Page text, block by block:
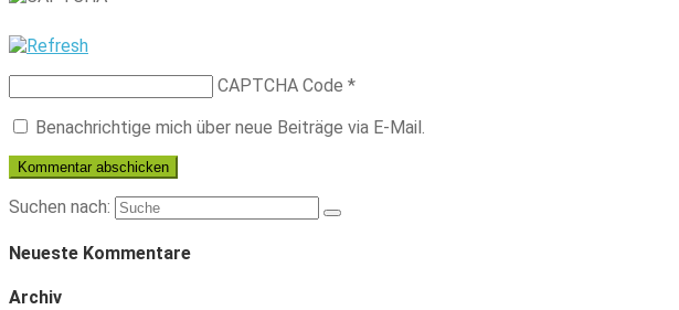
CAPTCHA Code *
Benachrichtige mich über neue Beiträge via E-Mail.
Suchen nach:
Neueste Kommentare
Archiv